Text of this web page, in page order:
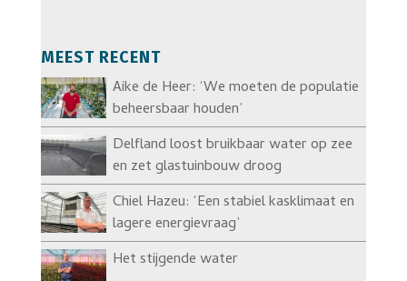
MEEST RECENT
Aike de Heer: ‘We moeten de populatie
beheersbaar houden’
Delfland loost bruikbaar water op zee
en zet glastuinbouw droog
Chiel Hazeu: ‘Een stabiel kasklimaat en
lagere energievraag’
Het stijgende water